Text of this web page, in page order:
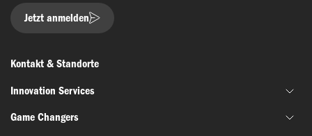
Jetzt anmelden
Kontakt & Standorte
Innovation Services
Gemeinsame Materialentwicklung
Game Changers